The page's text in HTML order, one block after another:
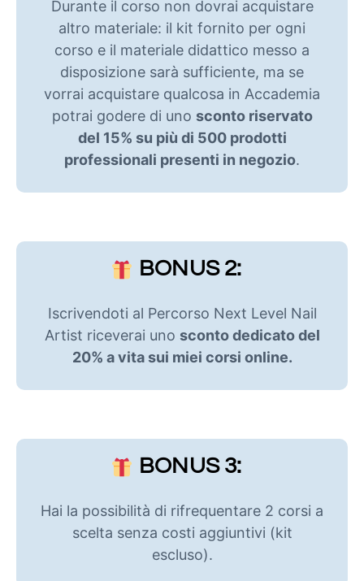
Durante il corso non dovrai acquistare
altro materiale: il kit fornito per ogni
corso e il materiale didattico messo a
disposizione sarà sufficiente, ma se
vorrai acquistare qualcosa in Accademia
potrai godere di uno sconto riservato
del 15% su più di 500 prodotti
professionali presenti in negozio.
BONUS 2:
Iscrivendoti al Percorso Next Level Nail
Artist riceverai uno sconto dedicato del
20% a vita sui miei corsi online.
BONUS 3:
Hai la possibilità di rifrequentare 2 corsi a
scelta senza costi aggiuntivi (kit
escluso).